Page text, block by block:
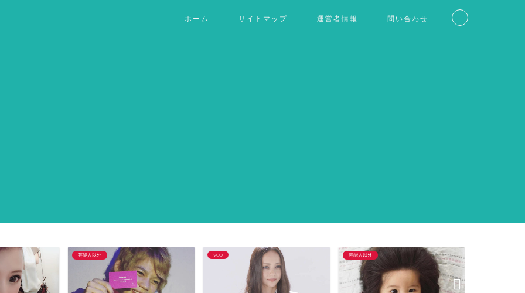
ホーム サイトマップ 運営者情報 問い合わせ
芸能人以外 VOD 芸能人以外